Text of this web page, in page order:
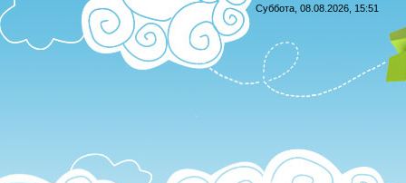
Суббота, 08.08.2026, 15:51